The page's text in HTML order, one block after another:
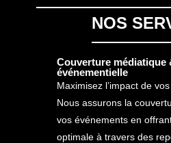
NOS
Couverture médiatique
événementielle
Maximisez l’impact de
Nous assurons la
vos événements en
optimale à travers des